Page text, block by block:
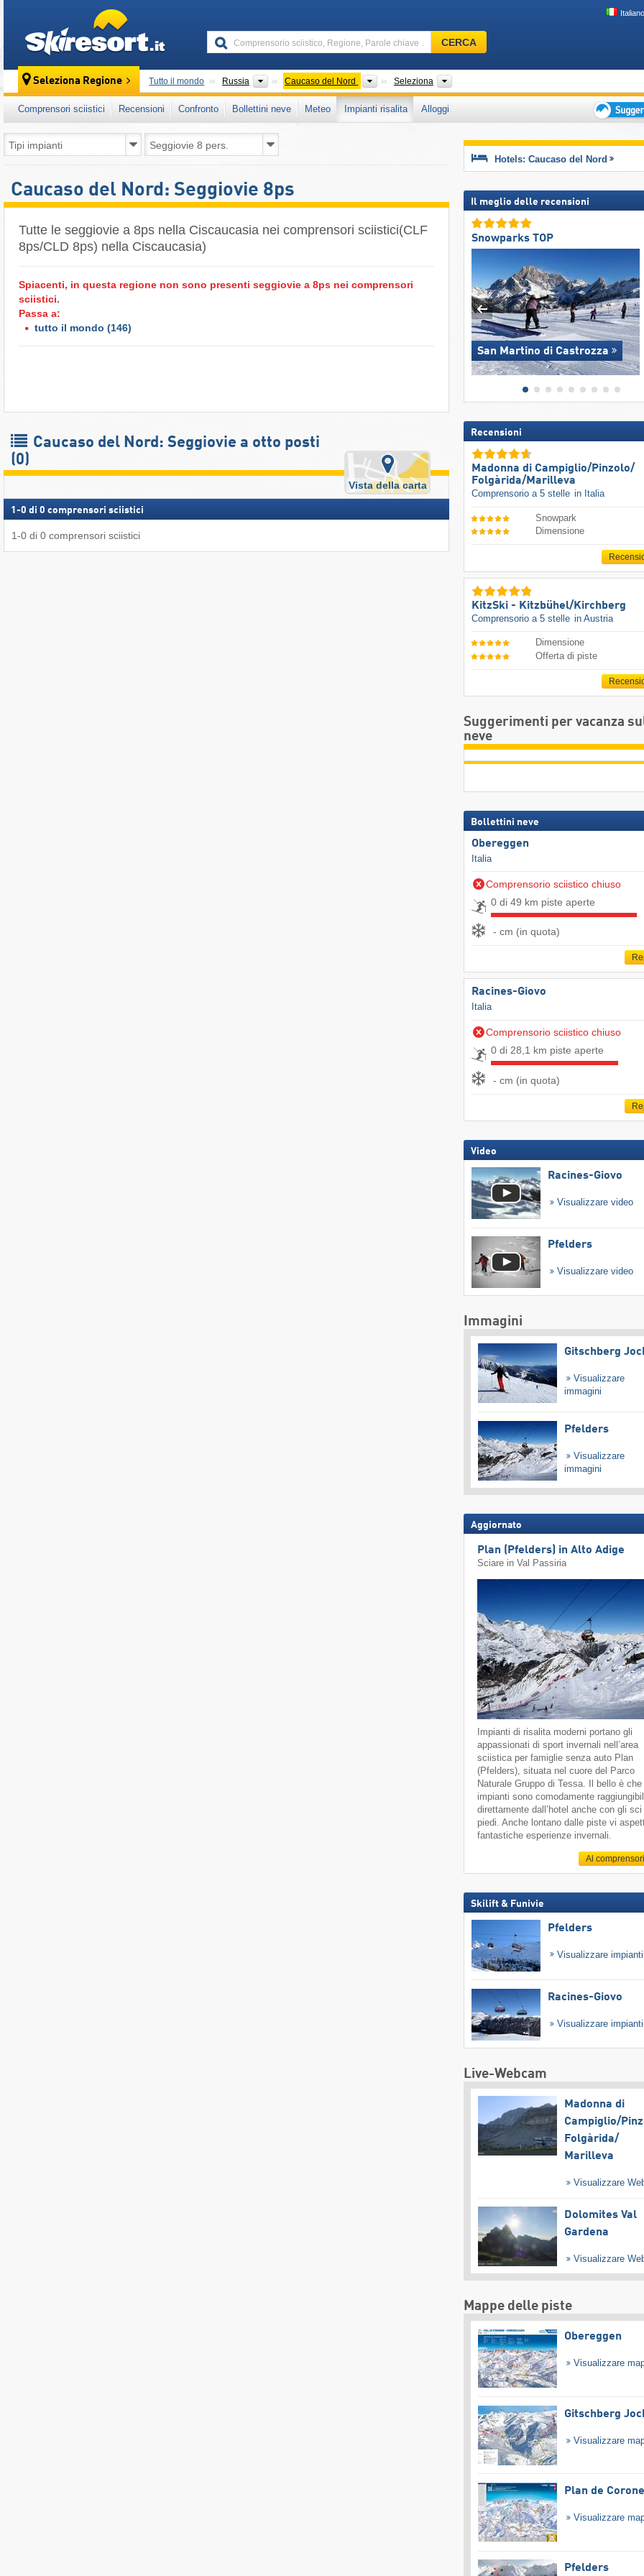
Italiano
Comprensorio
sciistico,
Parole
chiave
…
CERCA
Seleziona Regione Tutto il mondo Russia PaesiCaucaso del Nord Distretti Federali
Seleziona
Comprensori sciistici Recensioni Confronto Bollettini neve Meteo Impianti risalita
Alloggi
per
vacanza
Caucaso del Nord: Seggiovie 8ps
Tutte le seggiovie a 8ps nella Ciscaucasia nei comprensori sciistici(CLF
8ps/CLD 8ps) nella Ciscaucasia)
Spiacenti, in questa regione non sono presenti seggiovie a 8ps nei comprensori
sciistici.
Passa a:
tutto il mondo (146)
Caucaso del Nord: Seggiovie a otto posti
(0)
Vista della carta
1 -0 di 0 comprensori sciistici
1-0 di 0 comprensori sciistici
Hotels: Caucaso del Nord
Il meglio delle recensioni
Snowparks TOP
San Martino di Castrozza
Recensioni
Madonna di Campiglio/​Pinzolo/​
Folgàrida/​Marilleva
Comprensorio a 5 stelle in Italia
Snowpark
Dimensione
KitzSki - Kitzbühel/​Kirchberg
Comprensorio a 5 stelle in Austria
Dimensione
Offerta di piste
Suggerimenti per vacanza
neve
Bollettini neve
Obereggen
Italia
Comprensorio sciistico chiuso
0 di 49 km piste aperte
- cm (in quota)
Racines-Giovo
Italia
Comprensorio sciistico chiuso
0 di 28,1 km piste aperte
- cm (in quota)
Video
Racines-Giovo
Visualizzare video
Pfelders
Visualizzare video
Immagini
Gitschberg
Visualizzare
immagini
Pfelders
Visualizzare
immagini
Aggiornato
Plan (Pfelders) in Alto Adige
Sciare in Val Passiria
Impianti di risalita moderni portano gli
appassionati di sport invernali nell’area
sciistica per famiglie senza auto Plan
(Pfelders), situata nel cuore del Parco
Naturale Gruppo di Tessa. Il bello è
impianti sono comodamente
direttamente dall’hotel anche con gli sci
piedi. Anche lontano dalle piste vi
fantastiche esperienze invernali.
Al
Skilift & Funivie
Pfelders
Visualizzare
Racines-Giovo
Visualizzare
Live-Webcam
Madonna di
Campiglio/​
Folgàrida/​
Marilleva
Visualizzare
Dolomites Val
Gardena
Visualizzare
Mappe delle piste
Obereggen
Visualizzare
Gitschberg
Visualizzare
Plan de
Visualizzare
Pfelders